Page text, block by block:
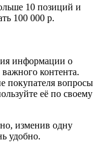
10 позиций и
100 000 р.
информации о
контента.
покупателя вопросы
её по своему
изменив одну
удобно.